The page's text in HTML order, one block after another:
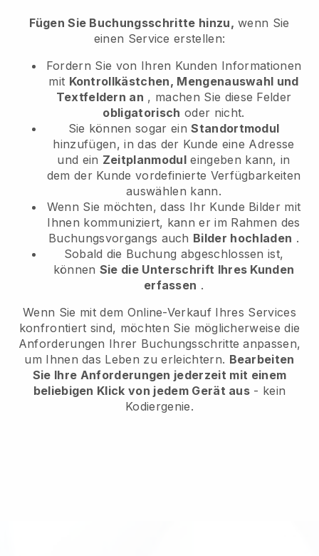
Fügen Sie Buchungsschritte hinzu, wenn Sie
einen Service erstellen:
Fordern Sie von Ihren Kunden Informationen
mit Kontrollkästchen, Mengenauswahl und
Textfeldern an , machen Sie diese Felder
obligatorisch oder nicht.
Sie können sogar einStandortmodul
hinzufügen, in das der Kunde eine Adresse
und ein Zeitplanmoduleingeben kann, in
dem der Kunde vordefinierte Verfügbarkeiten
auswählen kann.
Wenn Sie möchten, dass Ihr Kunde Bilder mit
Ihnen kommuniziert, kann er im Rahmen des
Buchungsvorgangs auch Bilder hochladen .
Sobald die Buchung abgeschlossen ist,
können Sie die Unterschrift Ihres Kunden
erfassen .
Wenn Sie mit dem Online-Verkauf Ihres Services
konfrontiert sind, möchten Sie möglicherweise die
Anforderungen Ihrer Buchungsschritte anpassen,
um Ihnen das Leben zu erleichtern. Bearbeiten
Sie Ihre Anforderungen jederzeit mit einem
beliebigen Klick von jedem Gerät aus - kein
Kodiergenie.